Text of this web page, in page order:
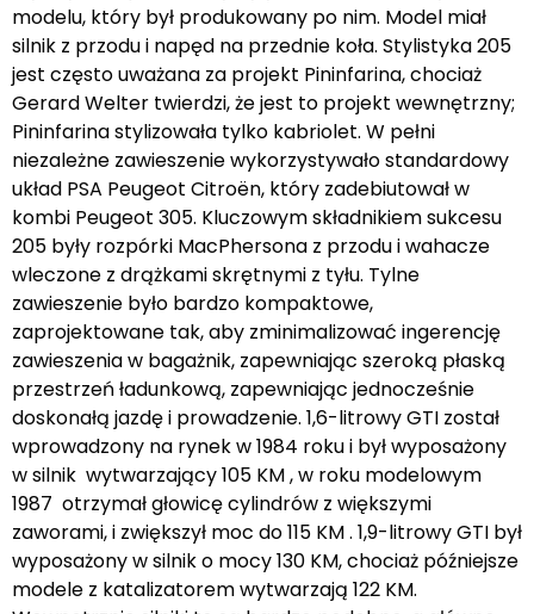
modelu, który był produkowany po nim. Model miał
silnik z przodu i napęd na przednie koła. Stylistyka 205
jest często uważana za projekt Pininfarina, chociaż
Gerard Welter twierdzi, że jest to projekt wewnętrzny;
Pininfarina stylizowała tylko kabriolet. W pełni
niezależne zawieszenie wykorzystywało standardowy
układ PSA Peugeot Citroën, który zadebiutował w
kombi Peugeot 305. Kluczowym składnikiem sukcesu
205 były rozpórki MacPhersona z przodu i wahacze
wleczone z drążkami skrętnymi z tyłu. Tylne
zawieszenie było bardzo kompaktowe,
zaprojektowane tak, aby zminimalizować ingerencję
zawieszenia w bagażnik, zapewniając szeroką płaską
przestrzeń ładunkową, zapewniając jednocześnie
doskonałą jazdę i prowadzenie. 1,6-litrowy GTI został
wprowadzony na rynek w 1984 roku i był wyposażony
w silnik wytwarzający 105 KM , w roku modelowym
1987 otrzymał głowicę cylindrów z większymi
zaworami, i zwiększył moc do 115 KM . 1,9-litrowy GTI był
wyposażony w silnik o mocy 130 KM, chociaż późniejsze
modele z katalizatorem wytwarzają 122 KM.